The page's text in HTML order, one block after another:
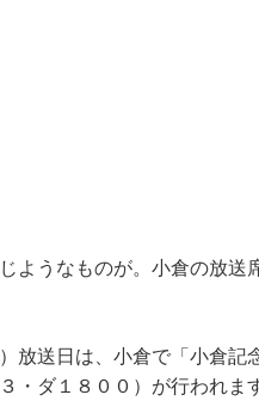
ようなものが。小倉の放送
放送日は、小倉で「小倉記
・ダ１８００）が行われま